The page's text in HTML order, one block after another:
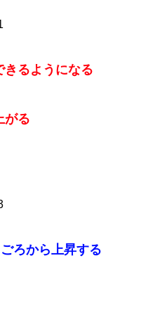
きるようになる
がる
ろから上昇する